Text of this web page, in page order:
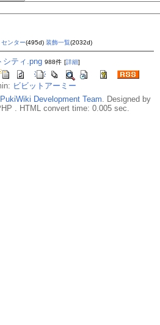
ンター(495d) 装飾一覧(2032d)
シティ.png 988件 [詳細]
ビビットアーミー
PukiWiki Development Team . Designed by
. HTML convert time: 0.005 sec.